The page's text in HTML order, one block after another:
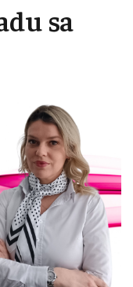
sa